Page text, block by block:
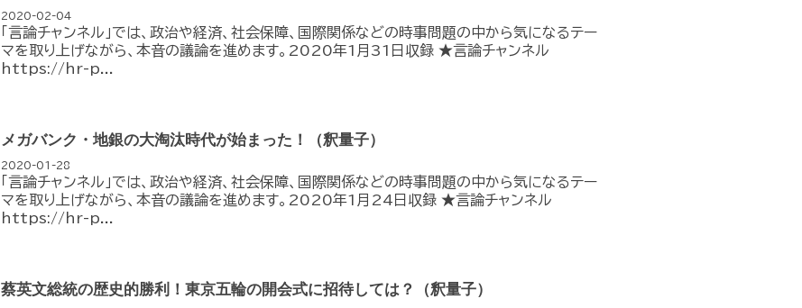
2020-02-04
「言論チャンネル」では、政治や経済、社会保障、国際関係などの時事問題の中から気になるテー
マを取り上げながら、本音の議論を進めます。2020年1月31日収録 ★言論チャンネル
https://hr-p...
メガバンク・地銀の大淘汰時代が始まった！（釈量子）
2020-01-28
「言論チャンネル」では、政治や経済、社会保障、国際関係などの時事問題の中から気になるテー
マを取り上げながら、本音の議論を進めます。2020年1月24日収録 ★言論チャンネル
https://hr-p...
蔡英文総統の歴史的勝利！東京五輪の開会式に招待しては？（釈量子）